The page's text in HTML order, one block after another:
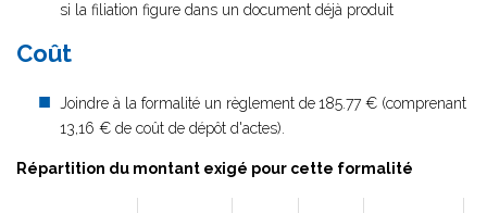
si la filiation figure dans un document déjà produit
Coût
Joindre à la formalité un règlement de185.77 € (comprenant
13,16 € de coût de dépôt d'actes).
Répartition du montant exigé pour cette formalité